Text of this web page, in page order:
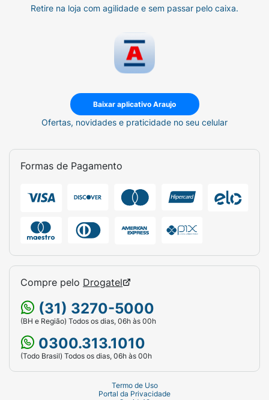
Retire na loja com agilidade e sem passar pelo caixa.
Baixar aplicativo Araujo
Ofertas, novidades e praticidade no seu celular
Formas de Pagamento
Compre pelo Drogatel
(31) 3270-5000
(BH e Região) Todos os dias, 06h às 00h
0300.313.1010
(Todo Brasil) Todos os dias, 06h às 00h
Termo de Uso
Portal da Privacidade